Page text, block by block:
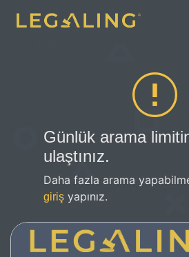
Günlük arama
ulaştınız.
Daha fazla arama
giriş yapınız.